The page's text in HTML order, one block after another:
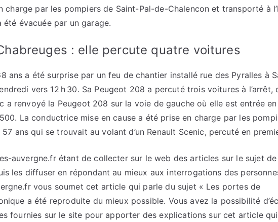
charge par les pompiers de Saint-Pal-de-Chalencon et transporté à
évacuée par un garage.
: elle percute quatre voitures
ans a été surprise par un feu de chantier installé rue des Pyralles à
vers 12 h 30. Sa Peugeot 208 a percuté trois voitures à l’arrêt,
a renvoyé la Peugeot 208 sur la voie de gauche où elle est entrée en
La conductrice mise en cause a été prise en charge par les
57 ans qui se trouvait au volant d’un Renault Scenic, percuté en
auvergne.fr étant de collecter sur le web des articles sur le sujet de
les diffuser en répondant au mieux aux interrogations des
vous soumet cet article qui parle du sujet « Les portes de
a été reproduite du mieux possible. Vous avez la possibilité
fournies sur le site pour apporter des explications sur cet article